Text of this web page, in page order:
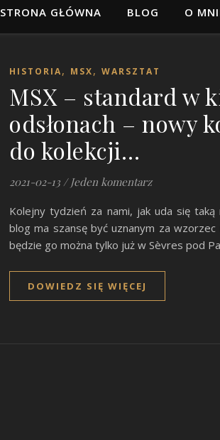
STRONA GŁÓWNA BLOG O
HISTORIA, MSX, WARSZTAT
MSX – standard w
odsłonach – nowy
do kolekcji…
2021-02-13 / Jeden komentarz
Kolejny tydzień za nami, jak uda się
blog ma szansę być uznanym za
będzie go można tylko już w Sèvres pod
DOWIEDZ SIĘ WIĘCEJ